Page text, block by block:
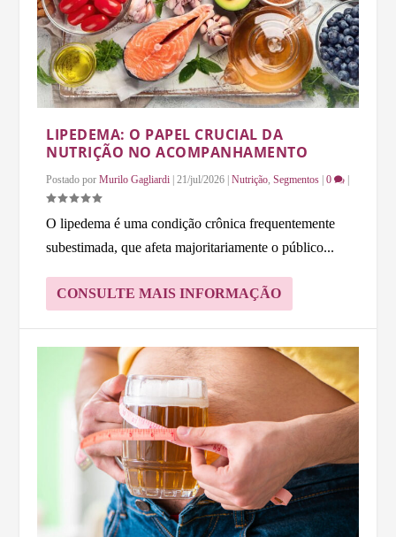
LIPEDEMA: O PAPEL CRUCIAL DA
NUTRIÇÃO NO ACOMPANHAMENTO
Postado porMurilo Gagliardi |21/jul/2026 |Nutrição ,Segmentos |0 |
O lipedema é uma condição crônica frequentemente
subestimada, que afeta majoritariamente o público...
CONSULTE MAIS INFORMAÇÃO